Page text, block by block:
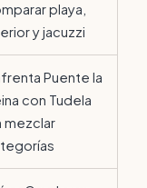
playa,
y jacuzzi
Puente la
con Tudela
mezclar